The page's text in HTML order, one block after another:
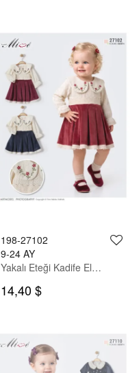
198-27102
9-24 AY
Yakalı Eteği Kadife Elbise
14,40 $